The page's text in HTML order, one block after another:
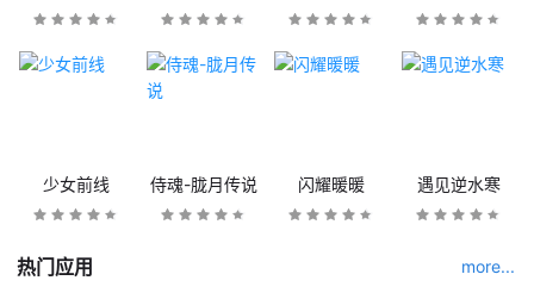
少女前线 侍魂-胧月传说 闪耀暖暖 遇见逆水寒
热门应用 more...